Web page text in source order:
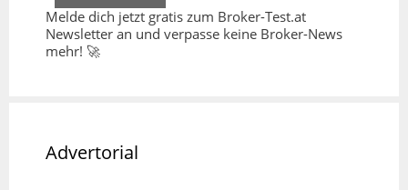
Melde dich jetzt gratis zum Broker-Test.at
Newsletter an und verpasse keine Broker-News
mehr! 🚀
Advertorial